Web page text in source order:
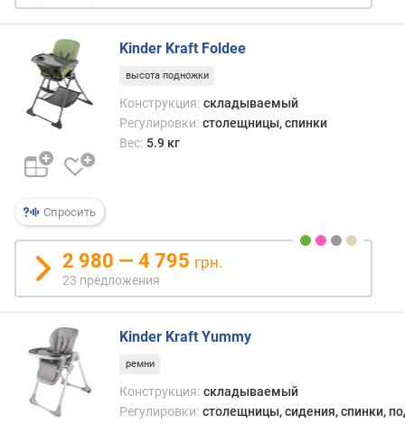
Спросить
Kinder Kraft Foldee
высота подножки
Конструкция: складываемый
Регулировки: столещницы, спинки
Вес: 5.9 кг
2 980 — 4 795 грн.
23 предложения
Kinder Kraft Yummy
ремни
Конструкция: складываемый
Регулировки: столещницы, сидения, спинки,